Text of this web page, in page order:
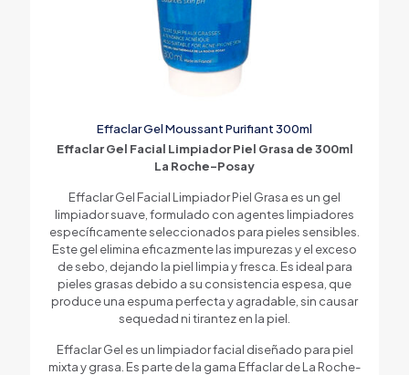
Effaclar Gel Moussant Purifiant 300ml
Effaclar Gel Facial Limpiador Piel Grasa de 300ml
La Roche-Posay
Effaclar Gel Facial Limpiador Piel Grasa es un gel
limpiador suave, formulado con agentes limpiadores
específicamente seleccionados para pieles sensibles.
Este gel elimina eficazmente las impurezas y el exceso
de sebo, dejando la piel limpia y fresca. Es ideal para
pieles grasas debido a su consistencia espesa, que
produce una espuma perfecta y agradable, sin causar
sequedad ni tirantez en la piel.
Effaclar Gel es un limpiador facial diseñado para piel
mixta y grasa. Es parte de la gama Effaclar de La Roche-